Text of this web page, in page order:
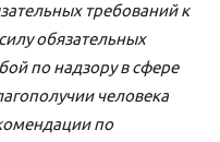
требований к
обязательных
по надзору в сфере
человека
по